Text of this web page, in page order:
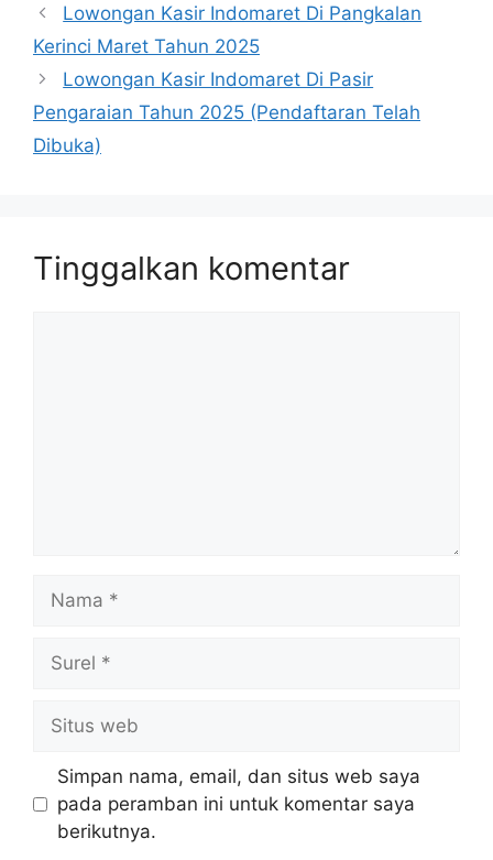
Lowongan Kasir Indomaret Di Pangkalan
Kerinci Maret Tahun 2025
Lowongan Kasir Indomaret Di Pasir
Pengaraian Tahun 2025 (Pendaftaran Telah
Dibuka)
Tinggalkan komentar
web
Simpan nama, email, dan situs web saya
pada peramban ini untuk komentar saya
berikutnya.